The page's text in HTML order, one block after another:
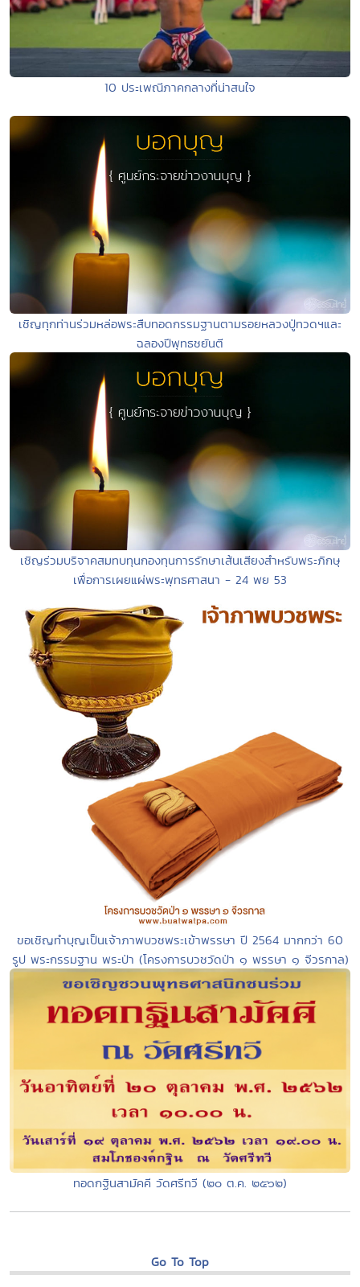
10 ประเพณีภาคกลางที่น่าสนใจ
เชิญทุกท่านร่วมหล่อพระสืบทอดกรรมฐานตามรอยหลวงปู่ทวดฯและ
ฉลองปีพุทธชยันตี
เชิญร่วมบริจาคสมทบทุนกองทุนการรักษาเส้นเสียงสำหรับพระภิกษุ
เพื่อการเผยแผ่พระพุทธศาสนา - 24 พย 53
ขอเชิญทำบุญเป็นเจ้าภาพบวชพระเข้าพรรษา ปี 2564 มากกว่า 60
รูป พระกรรมฐาน พระป่า (โครงการบวชวัดป่า ๑ พรรษา ๑ จีวรกาล)
ทอดกฐินสามัคคี วัดศรีทวี (๒๐ ต.ค. ๒๕๖๒)
Go To Top